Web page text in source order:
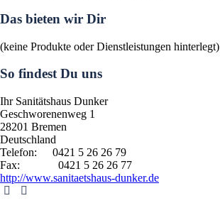
Das bieten wir Dir
(keine Produkte oder Dienstleistungen hinterlegt)
So findest Du uns
Ihr Sanitätshaus Dunker
Geschworenenweg 1
28201 Bremen
Deutschland
Telefon:
0421 5 26 26 79
Fax:
0421 5 26 26 77
http://www.sanitaetshaus-dunker.de